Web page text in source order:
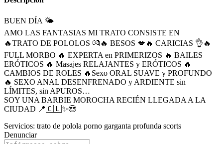
BUEN DÍA 🌤️
AMO LAS FANTASIAS MI TRATO CONSISTE EN
🔥TRATO DE POLOLOS 💏🔥 BESOS 💋🔥 CARICIAS 👌🔥
FULL MORBO 🔥 EXPERTA en PRIMERIZOS 🔥 BAILES
ERÓTICOS 🔥 Masajes RELAJANTES y ERÓTICOS 🔥
CAMBIOS DE ROLES 🔥Sexo ORAL SUAVE y PROFUNDO
🔥 SEXO ANAL DESENFRENADO y ARDIENTE sin
LÍMITES, sin APUROS…
SOY UNA BARBIE MOROCHA RECIÉN LLEGADA A LA
CIUDAD 📍🇨🇱✨😍
Servicios: trato de polola porno garganta profunda scorts
Denunciar